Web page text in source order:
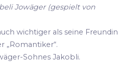
Jowäger (gespielt von
wichtiger als seine Freundin
„Romantiker“.
Sohnes Jakobli.